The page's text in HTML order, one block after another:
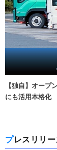
【独自】オープ
にも活用本格化
プレスリリ